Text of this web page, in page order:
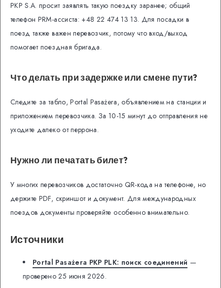
PKP S.A. просит заявлять такую поездку заранее; общий
телефон PRM-ассиста: +48 22 474 13 13. Для посадки в
поезд также важен перевозчик, потому что вход/выход
помогает поездная бригада.
Что делать при задержке или смене пути?
Следите за табло, Portal Pasażera, объявлением на станции и
приложением перевозчика. За 10-15 минут до отправления не
уходите далеко от перрона.
Нужно ли печатать билет?
У многих перевозчиков достаточно QR-кода на телефоне, но
держите PDF, скриншот и документ. Для международных
поездов документы проверяйте особенно внимательно.
Источники
Portal Pasażera PKP PLK: поиск соединений —
проверено 25 июня 2026.